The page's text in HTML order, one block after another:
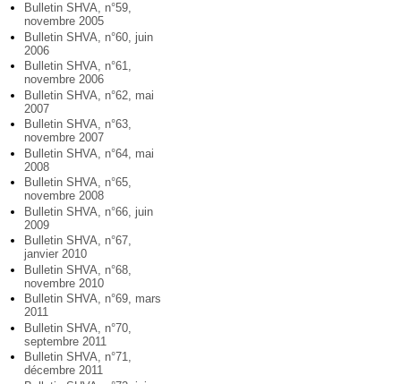
Bulletin SHVA, n°59,
novembre 2005
Bulletin SHVA, n°60, juin
2006
Bulletin SHVA, n°61,
novembre 2006
Bulletin SHVA, n°62, mai
2007
Bulletin SHVA, n°63,
novembre 2007
Bulletin SHVA, n°64, mai
2008
Bulletin SHVA, n°65,
novembre 2008
Bulletin SHVA, n°66, juin
2009
Bulletin SHVA, n°67,
janvier 2010
Bulletin SHVA, n°68,
novembre 2010
Bulletin SHVA, n°69, mars
2011
Bulletin SHVA, n°70,
septembre 2011
Bulletin SHVA, n°71,
décembre 2011